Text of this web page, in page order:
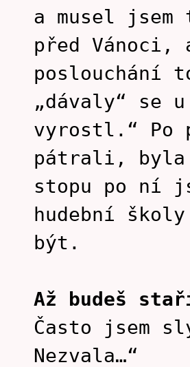
a musel
před Vánoci,
poslouchání
„dávaly“ se
vyrostl.“ Po
pátrali, byla
stopu po ní
hudební
být.
Až budeš
Často jsem
Nezvala…“